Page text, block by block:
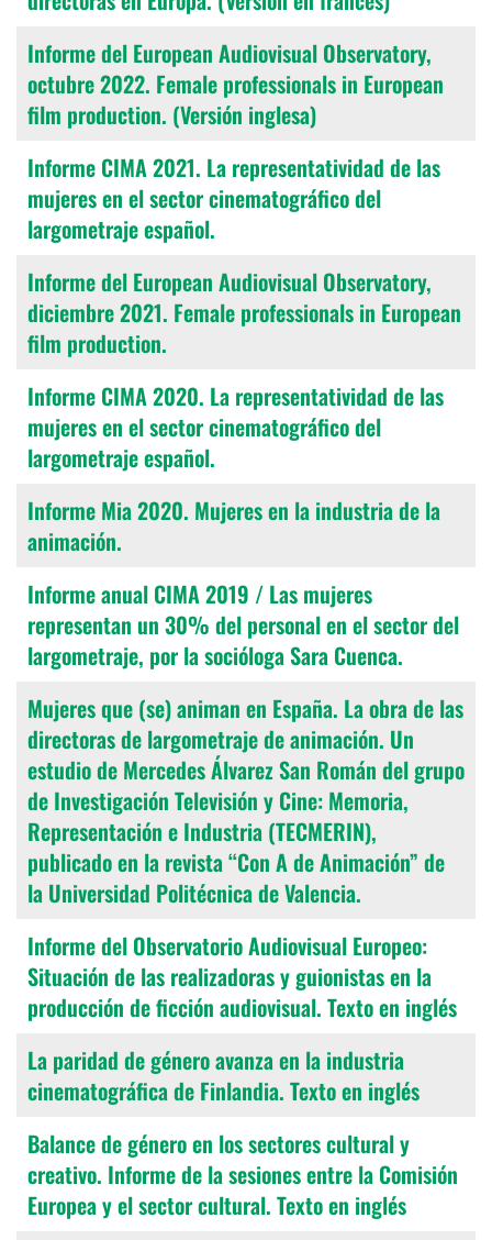
Informe del European Audiovisual Observatory,
octubre 2022. Female professionals in European
film production. (Versión inglesa)
Informe CIMA 2021. La representatividad de las
mujeres en el sector cinematográfico del
largometraje español.
Informe del European Audiovisual Observatory,
diciembre 2021. Female professionals in European
film production.
Informe CIMA 2020. La representatividad de las
mujeres en el sector cinematográfico del
largometraje español.
Informe Mia 2020. Mujeres en la industria de la
animación.
Informe anual CIMA 2019 / Las mujeres
representan un 30% del personal en el sector del
largometraje, por la socióloga Sara Cuenca.
Mujeres que (se) animan en España. La obra de las
directoras de largometraje de animación. Un
estudio de Mercedes Álvarez San Román del grupo
de Investigación Televisión y Cine: Memoria,
Representación e Industria (TECMERIN),
publicado en la revista “Con A de Animación” de
la Universidad Politécnica de Valencia.
Informe del Observatorio Audiovisual Europeo:
Situación de las realizadoras y guionistas en la
producción de ficción audiovisual. Texto en inglés
La paridad de género avanza en la industria
cinematográfica de Finlandia. Texto en inglés
Balance de género en los sectores cultural y
creativo. Informe de la sesiones entre la Comisión
Europea y el sector cultural. Texto en inglés